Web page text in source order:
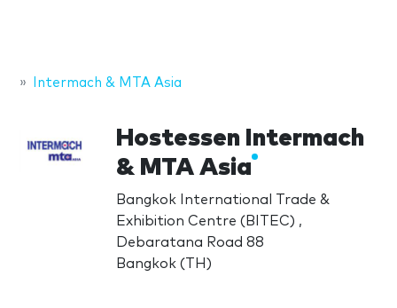
Intermach & MTA Asia
Hostessen Intermach
& MTA Asia
Bangkok International Trade &
Exhibition Centre (BITEC) ,
Debaratana Road 88
Bangkok (TH)